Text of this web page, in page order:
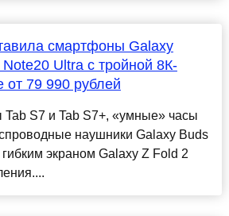
смартфоны Galaxy
Ultra с тройной 8К-
от 79 990 рублей
S7 и Tab S7+, «умные» часы
наушники Galaxy Buds
экраном Galaxy Z Fold 2